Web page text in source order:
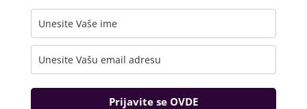
Prijavite se OVDE